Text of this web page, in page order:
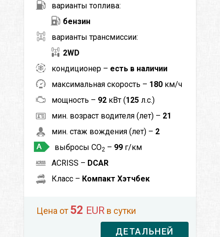
варианты топлива:
бензин
варианты трансмиссии:
2WD
кондиционер – есть в наличии
максимальная скорость – 180 км/ч
мощность – 92 кВт (125 л.с.)
мин. возраст водителя (лет) – 21
мин. стаж вождения (лет) – 2
выбросы CO2 – 99 г/км
ACRISS – DCAR
Класс – Компакт Хэтчбек
Цена от 52 EUR в сутки
ДЕТАЛЬНЕЙ